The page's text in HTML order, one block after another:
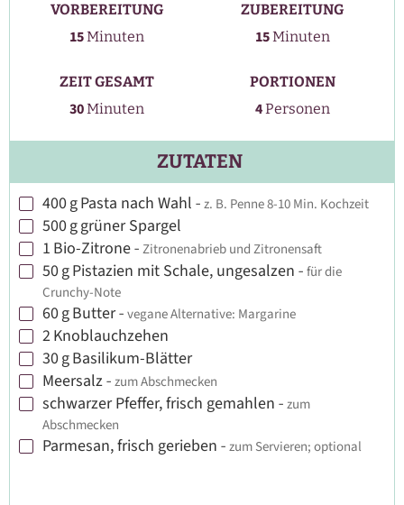
VORBEREITUNG
15Minuten
Minuten
ZUBEREITUNG
15Minuten
Minuten
ZEIT GESAMT
30Minuten
Minuten
PORTIONEN
4Personen
ZUTATEN
▢
400gPasta nach Wahl - z. B. Penne 8-10 Min. Kochzeit
▢
500ggrüner Spargel
▢
1 Bio-Zitrone - Zitronenabrieb und Zitronensaft
▢
50gPistazien mit Schale, ungesalzen - für die
Crunchy-Note
▢
60gButter- vegane Alternative: Margarine
▢
2Knoblauchzehen
▢
30gBasilikum-Blätter
▢
Meersalz - zum Abschmecken
▢
schwarzer Pfeffer, frisch gemahlen - zum
Abschmecken
▢
Parmesan, frisch gerieben - zum Servieren; optional